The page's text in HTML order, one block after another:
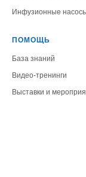
Инфузионные
ПОМОЩЬ
База знаний
Видео-тренинги
Выставки и